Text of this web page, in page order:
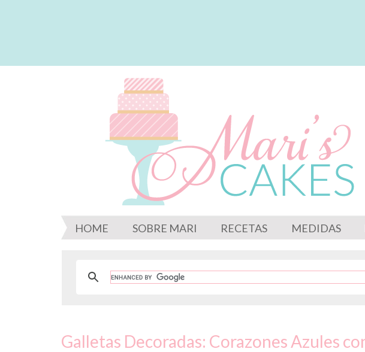
HOME SOBRE MARI RECETAS MEDIDAS
Galletas Decoradas: Corazones Azules